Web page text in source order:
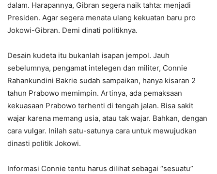
dalam. Harapannya, Gibran segera naik tahta: menjadi
Presiden. Agar segera menata ulang kekuatan baru pro
Jokowi-Gibran. Demi dinati politiknya.
Desain kudeta itu bukanlah isapan jempol. Jauh
sebelumnya, pengamat intelegen dan militer, Connie
Rahankundini Bakrie sudah sampaikan, hanya kisaran 2
tahun Prabowo memimpin. Artinya, ada pemaksaan
kekuasaan Prabowo terhenti di tengah jalan. Bisa sakit
wajar karena memang usia, atau tak wajar. Bahkan, dengan
cara vulgar. Inilah satu-satunya cara untuk mewujudkan
dinasti politik Jokowi.
Informasi Connie tentu harus dilihat sebagai “sesuatu”